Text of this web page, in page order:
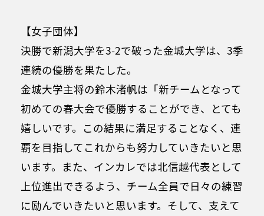
【女子団体】
決勝で新潟大学を3-2で破った金城大学は、3季
連続の優勝を果たした。
金城大学主将の鈴木渚帆は「新チームとなって
初めての春大会で優勝することができ、とても
嬉しいです。この結果に満足することなく、連
覇を目指してこれからも努力していきたいと思
います。また、インカレでは北信越代表として
上位進出できるよう、チーム全員で日々の練習
に励んでいきたいと思います。そして、支えて